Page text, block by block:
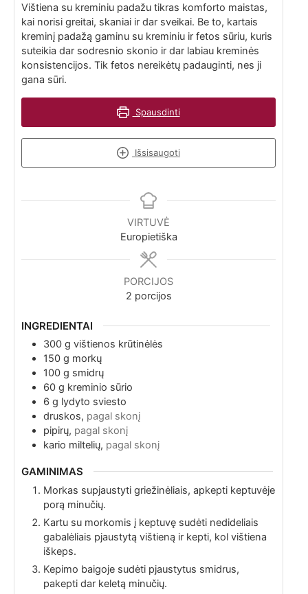
Vištiena su kreminiu padažu tikras komforto maistas,
kai norisi greitai, skaniai ir dar sveikai. Be to, kartais
kreminį padažą gaminu su kreminiu ir fetos sūriu, kuris
suteikia dar sodresnio skonio ir dar labiau kreminės
konsistencijos. Tik fetos nereikėtų padauginti, nes ji
gana sūri.
Spausdinti
Išsisaugoti
VIRTUVĖ
Europietiška
PORCIJOS
2 porcijos
INGREDIENTAI
300 g vištienos krūtinėlės
150 g morkų
100 g smidrų
60 g kreminio sūrio
6 g lydyto sviesto
druskos, pagal skonį
pipirų, pagal skonį
kario miltelių, pagal skonį
GAMINIMAS
Morkas supjaustyti griežinėliais, apkepti keptuvėje
porą minučių.
Kartu su morkomis į keptuvę sudėti nedideliais
gabalėliais pjaustytą vištieną ir kepti, kol vištiena
iškeps.
Kepimo baigoje sudėti pjaustytus smidrus,
pakepti dar keletą minučių.